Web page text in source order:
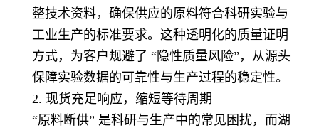
整技术资料，确保供应的原料符合科研实验与
工业生产的标准要求。这种透明化的质量证明
方式，为客户规避了 “隐性质量风险”，从源头
保障实验数据的可靠性与生产过程的稳定性。
2. 现货充足响应，缩短等待周期
“原料断供” 是科研与生产中的常见困扰，而湖